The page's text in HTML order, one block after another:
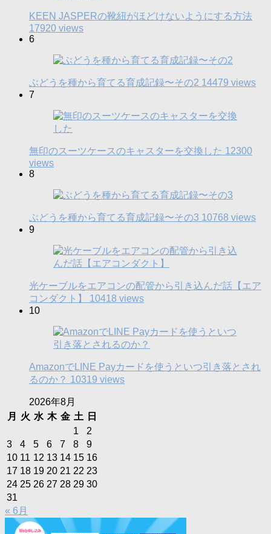
KEEN JASPERの靴紐がほどけないようにする方法
17920 views
6
ぶどうを種から育てる育成記録〜その2 14479 views
7
無印のスーツケースのキャスターを交換した 12300
views
8
ぶどうを種から育てる育成記録〜その3 10768 views
9
光ケーブルをエアコンの配管から引き込んだ話【エア
コンダクト】 10418 views
10
AmazonでLINE Payカードを使うといつ引き落とされ
るのか？ 10319 views
2026年8月
月
火 水 木 金 土
日
1
2
3
4 5 6 7 8
9
10 11 12 13 14 15 16
17 18 19 20 21 22 23
24 25 26 27 28 29 30
31
« 6月